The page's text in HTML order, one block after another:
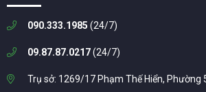
090.333.1985 (24/7)
09.87.87.0217(24/7)
Trụ sở: 1269/17 Phạm Thế Hiển, Phường